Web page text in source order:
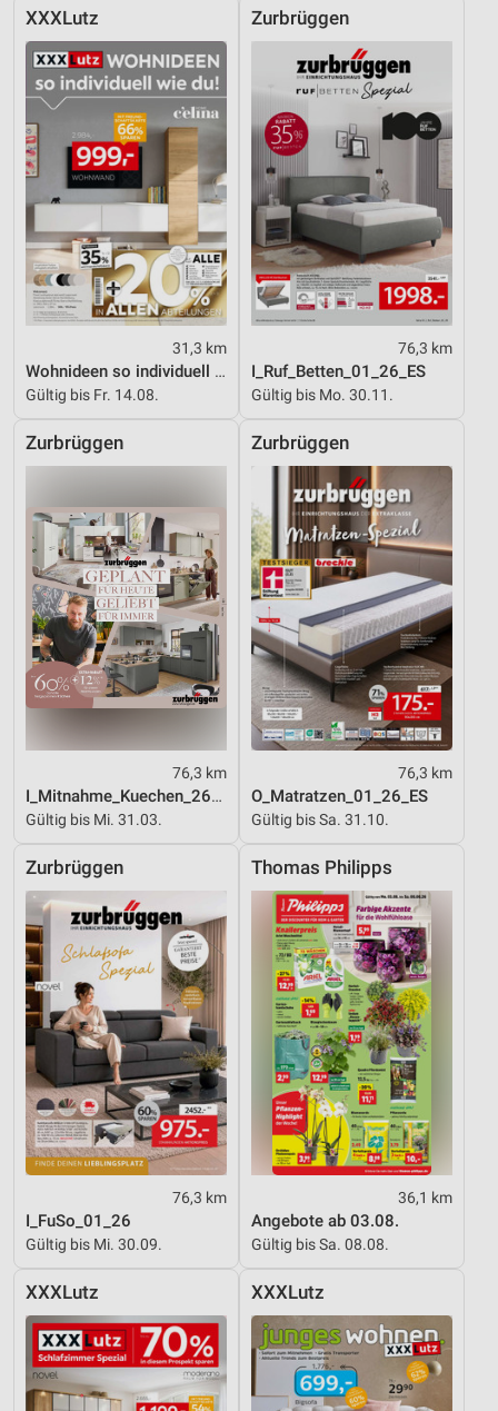
XXXLutz
31,3 km
Wohnideen so individuell wie du!
Gültig bis Fr. 14.08.
Zurbrüggen
76,3 km
I_Ruf_Betten_01_26_ES
Gültig bis Mo. 30.11.
Zurbrüggen
76,3 km
I_Mitnahme_Kuechen_26_ES
Gültig bis Mi. 31.03.
Zurbrüggen
76,3 km
O_Matratzen_01_26_ES
Gültig bis Sa. 31.10.
Zurbrüggen
76,3 km
I_FuSo_01_26
Gültig bis Mi. 30.09.
Thomas Philipps
36,1 km
Angebote ab 03.08.
Gültig bis Sa. 08.08.
XXXLutz XXXLutz